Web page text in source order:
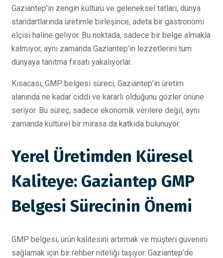
Gaziantep'in zengin kültürü ve geleneksel tatları, dünya
standartlarında üretimle birleşince, adeta bir gastronomi
elçisi haline geliyor. Bu noktada, sadece bir belge almakla
kalmıyor, aynı zamanda Gaziantep'in lezzetlerini tüm
dünyaya tanıtma fırsatı yakalıyorlar.
Kısacası, GMP belgesi süreci, Gaziantep’in üretim
alanında ne kadar ciddi ve kararlı olduğunu gözler önüne
seriyor. Bu süreç, sadece ekonomik verilere değil, aynı
zamanda kültürel bir mirasa da katkıda bulunuyor.
Yerel Üretimden Küresel
Kaliteye: Gaziantep GMP
Belgesi Sürecinin Önemi
GMP belgesi, ürün kalitesini artırmak ve müşteri güvenini
sağlamak için bir rehber niteliği taşıyor. Gaziantep’de